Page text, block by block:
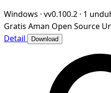
Windows · vv0.100.2 · 1
Gratis Aman Open Source
Detail
Download